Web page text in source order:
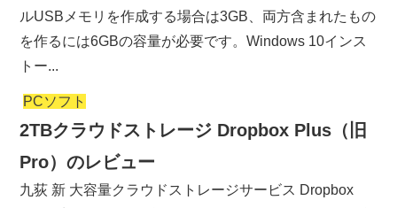
ルUSBメモリを作成する場合は3GB、両方含まれたもの
を作るには6GBの容量が必要です。Windows 10インス
トー...
PCソフト
2TBクラウドストレージ Dropbox Plus（旧
Pro）のレビュー
九荻 新 大容量クラウドストレージサービス Dropbox